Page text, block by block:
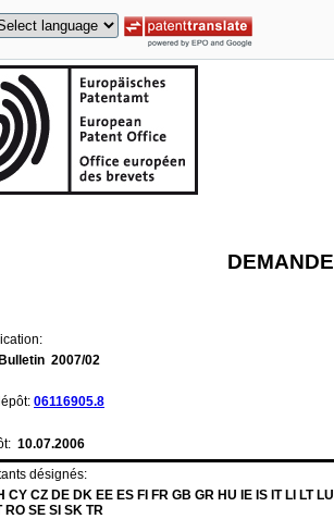
Bulletin 2007/02
06116905.8
10.07.2006
désignés:
CY CZ DE DK EE ES FI FR GB GR HU IE IS IT LI LT
RO SE SI SK TR